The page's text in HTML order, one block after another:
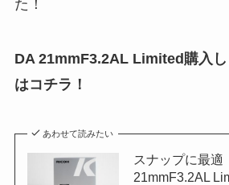
た！
DA 21mmF3.2AL Limited購入
はコチラ！
あわせて読みたい
スナップに最適
21mmF3.2AL